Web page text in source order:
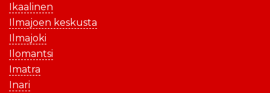
Ikaalinen
Ilmajoen keskusta
Ilmajoki
Ilomantsi
Imatra
Inari